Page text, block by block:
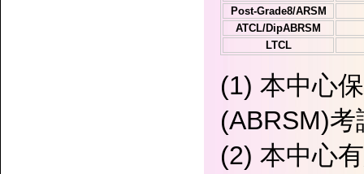
Post-Grade8/ARSM
ATCL/DipABRSM
LTCL
(1) 本中心
(ABRSM)考
(2) 本中心